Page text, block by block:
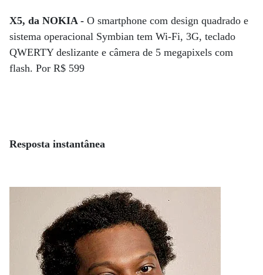
X5, da NOKIA - O smartphone com design quadrado e
sistema operacional Symbian tem Wi-Fi, 3G, teclado
QWERTY deslizante e câmera de 5 megapixels com
flash. Por R$ 599
Resposta instantânea